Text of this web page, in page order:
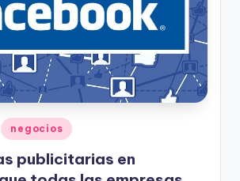
negocios
publicitarias en